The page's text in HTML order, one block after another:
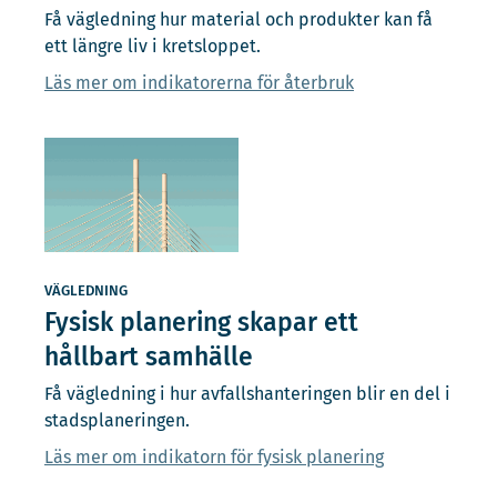
Få vägledning hur material och produkter kan få
ett längre liv i kretsloppet.
Läs mer om indikatorerna för återbruk
VÄGLEDNING
Fysisk planering skapar ett
hållbart samhälle
Få vägledning i hur avfallshanteringen blir en del i
stadsplaneringen.
Läs mer om indikatorn för fysisk planering